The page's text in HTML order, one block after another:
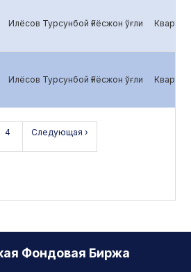
Илёсов Турсунбой Ғиёсжон ўғли
Илёсов Турсунбой Ғиёсжон ўғли
4 Следующая ›
Фондовая Биржа